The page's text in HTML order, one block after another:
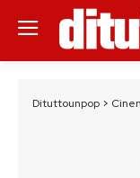
Dituttounpop >